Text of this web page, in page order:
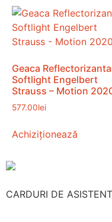
Geaca Reflectorizanta
Softlight Engelbert
Strauss – Motion
577.00lei
Achiziționează
CARDURI DE